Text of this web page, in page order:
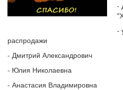
-
-
распродажи
- Дмитрий Александрович
- Юлия Николаевна
- Анастасия Владимировна